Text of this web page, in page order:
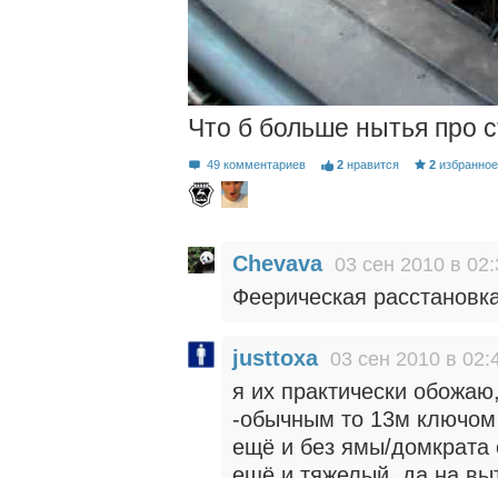
Что б больше нытья про
49 комментариев 2 нравится 2 избранное
Chevava 03 сен 2010 в
Феерическая
justtoxa 03 сен 2010 в
я их практически
-обычным то 13м
ещё и без ямы/домкрата